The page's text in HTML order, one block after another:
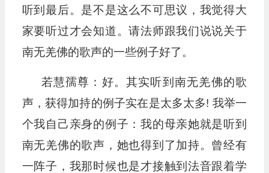
听到最后。是不是这么不可思议，我觉得大
家要听过才会知道。请法师跟我们说说关于
南无羌佛的歌声的一些例子好了。
若慧孺尊：好。其实听到南无羌佛的歌
声，获得加持的例子实在是太多太多! 我举一
个我自己亲身的例子：我的母亲她就是听到
南无羌佛的歌声，她也得到了加持。曾经有
一阵子，我那时候也是才接触到法音跟着学